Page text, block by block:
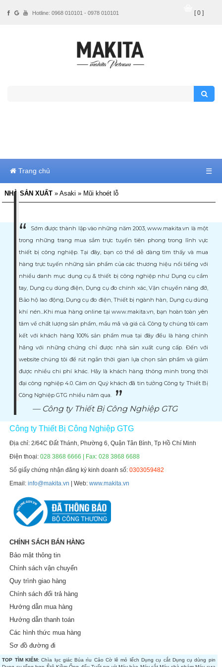
Trang chủ ☰
NHÀ SẢN XUẤT» Asaki » Mũi khoét lỗ
Sớm được thành lập vào những năm 2003, www.makita.vn là một
trong những trang mua sắm trực tuyến tiên phong trong lĩnh vực
thiết bị công nghiệp. Tại đây, bạn có thể dễ dàng tìm thấy và mua
hàng trực tuyến những sản phẩm của các thương hiệu nổi tiếng với
nhiều danh mục dụng cụ & thiết bị công nghiệp như Dụng cụ cầm
tay, Dụng cụ dùng điện, Dụng cụ đo chính xác, Vận chuyển nâng đỡ,
Bảo hộ lao động, Dụng cụ đo điện, Thiết bị ngành hàn, Dụng cụ dùng
khí nén...Khi mua hàng online tại www.makita.vn, bạn hoàn toàn yên
tâm về chất lượng sản phẩm, mẩu mã và giá cả. Công ty chúng tôi cam
kết với khách hàng 100% sản phẩm mua tại đây đều là hàng chính
hãng với những chứng chỉ được nhà sản xuất cung cấp. Đến với
website chúng tôi để rút ngắn thời gian lựa chọn sản phẩm và giảm
được nhiều chi phí khác. Hãy là khách hàng thông minh trong thời
đại công nghiệp 4.0. Cám ơn Quý khách đã tin tưởng Công ty Thiết Bị
Công Nghiệp GTG nhiều năm qua.
Công ty Thiết Bị Công Nghiệp GTG
Công ty Thiết Bị Công Nghiệp GTG
Địa chỉ: 2/64C Đất Thánh, Phường 6, Quận Tân Bình, Tp Hồ Chí Minh
Điện thoại:028 3868 6666 | Fax: 028 3868 6688
Số giấy chứng nhận đăng ký kinh doanh số:0303059482
Email:info@makita.vn | Web:www.makita.vn
CHÍNH SÁCH BÁN HÀNG
Bảo mật thông tin
Chính sách vận chuyển
Quy trình giao hàng
Chính sách đổi trả hàng
Hướng dẫn mua hàng
Hướng dẫn thanh toán
Các hình thức mua hàng
Sơ đồ đường đi
TOP TÌM KIẾM:Chìa lục giác Búa rìu Cảo Cờ lê mỏ lếch Dụng cụ cắt Dụng cụ dùng pin
Hotline: 0968 010101 - 0978 010101 [ 0 ]